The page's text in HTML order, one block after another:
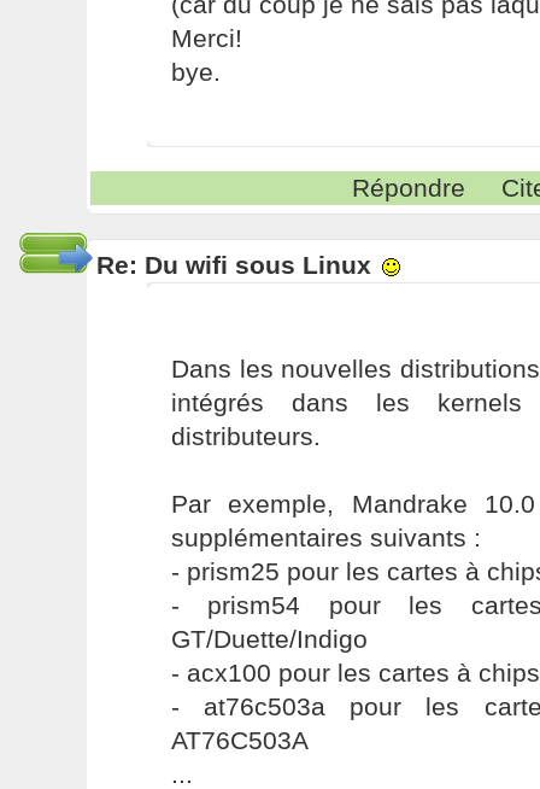
Merci!
bye.
Répondre
Re: Du wifi sous Linux
Dans les nouvelles
intégrés dans les
distributeurs.
Par exemple, Mandrake
supplémentaires suivants :
- prism25 pour les cartes à
- prism54 pour les
GT/Duette/Indigo
- acx100 pour les cartes à
- at76c503a pour les
AT76C503A
...